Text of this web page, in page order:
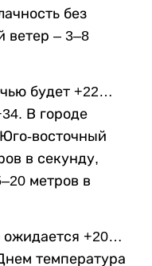
без
ветер – 3–8
будет +22…
В городе
восточный
в секунду,
метров в
ожидается +20…
температура